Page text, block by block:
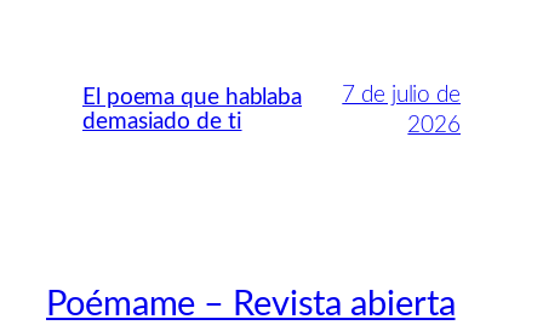
El poema que hablaba
demasiado de ti
7 de julio de
2026
Poémame – Revista abierta